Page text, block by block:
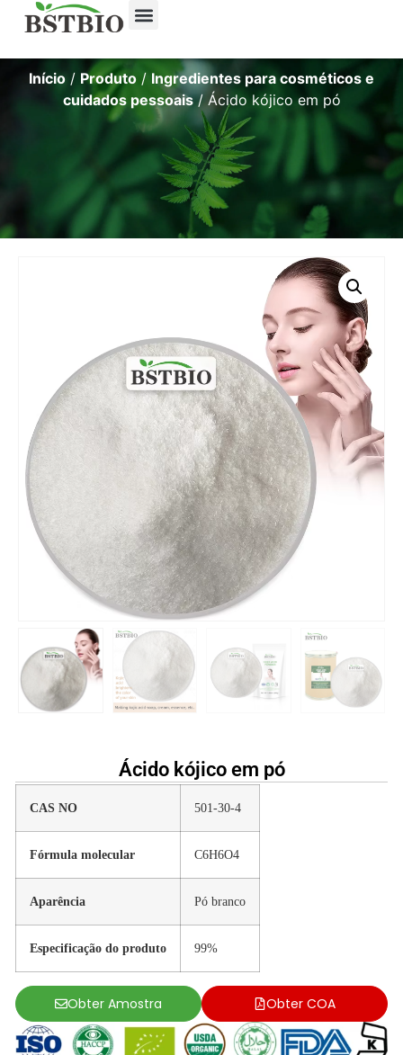
Início / Produto / Ingredientes para cosméticos e
cuidados pessoais/ Ácido kójico em pó
Ácido kójico em pó
CAS NO 501-30-4
Fórmula molecular C6H6O4
Aparência Pó branco
Especificação do produto 99%
Obter Amostra Obter COA